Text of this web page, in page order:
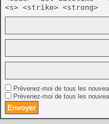
<s> <strike> <strong>
Prévenez-moi de tous les
Prévenez-moi de tous les